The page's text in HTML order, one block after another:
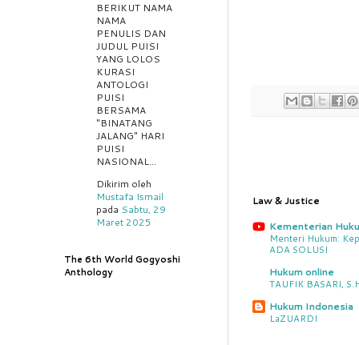
Law & Justice
Kementerian
Menteri Hukum:
ADA SOLUSI
Hukum online
TAUFIK BASARI,
Hukum Indonesia
LaZUARDI
BERIKUT NAMA
NAMA
PENULIS DAN
JUDUL PUISI
YANG LOLOS
KURASI
ANTOLOGI
PUISI
BERSAMA
"BINATANG
JALANG" HARI
PUISI
NASIONAL...
Dikirim oleh
Mustafa Ismail
pada Sabtu, 29
Maret 2025
The 6th World Gogyoshi
Anthology